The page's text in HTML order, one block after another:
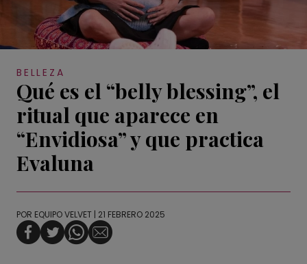
BELLEZA
Qué es el “belly blessing”, el
ritual que aparece en
“Envidiosa” y que practica
Evaluna
POR EQUIPO VELVET | 21 FEBRERO 2025